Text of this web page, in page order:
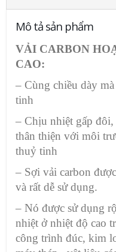
Mô tả sản phẩm
VẢI CARBON
CAO:
– Cùng chiều dày
tinh
– Chịu nhiệt gấp
thân thiện với môi
thuỷ tinh
– Sợi vải carbon
và rất dễ sử dụng.
– Nó được sử dụng
nhiệt ở nhiệt độ cao
công trình đúc, kim